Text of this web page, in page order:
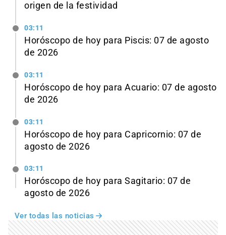
origen de la festividad
03:11
Horóscopo de hoy para Piscis: 07 de agosto
de 2026
03:11
Horóscopo de hoy para Acuario: 07 de agosto
de 2026
03:11
Horóscopo de hoy para Capricornio: 07 de
agosto de 2026
03:11
Horóscopo de hoy para Sagitario: 07 de
agosto de 2026
Ver todas las noticias